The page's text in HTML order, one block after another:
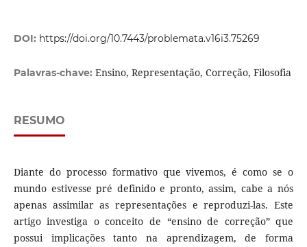
DOI: https://doi.org/10.7443/problemata.v16i3.75269
Palavras-chave: Ensino, Representação, Correção, Filosofia
RESUMO
Diante do processo formativo que vivemos, é como se o
mundo estivesse pré definido e pronto, assim, cabe a nós
apenas assimilar as representações e reproduzi-las. Este
artigo investiga o conceito de “ensino de correção” que
possui implicações tanto na aprendizagem, de forma